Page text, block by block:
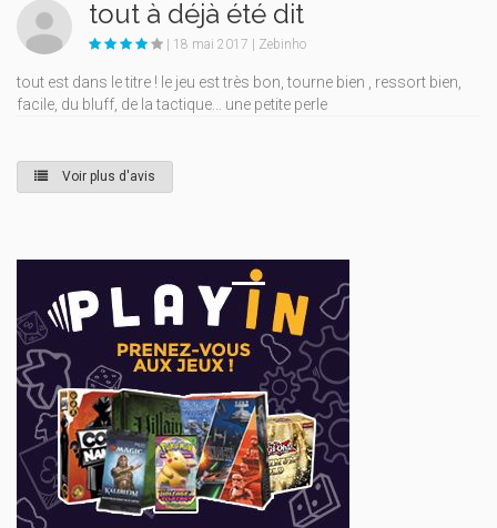
tout à déjà été dit
| 18 mai 2017 | Zebinho
tout est dans le titre ! le jeu est très bon, tourne bien , ressort bien,
facile, du bluff, de la tactique... une petite perle
Voir plus d'avis